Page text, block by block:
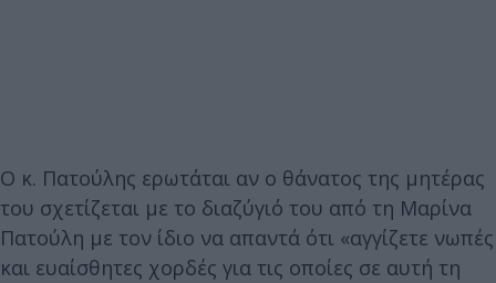
Ο κ. Πατούλης ερωτάται αν ο θάνατος της μητέρας
του σχετίζεται με το διαζύγιό του από τη Μαρίνα
Πατούλη με τον ίδιο να απαντά ότι «αγγίζετε νωπές
και ευαίσθητες χορδές για τις οποίες σε αυτή τη